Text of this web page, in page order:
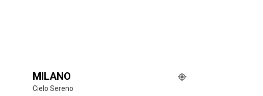
MILANO
Cielo Sereno